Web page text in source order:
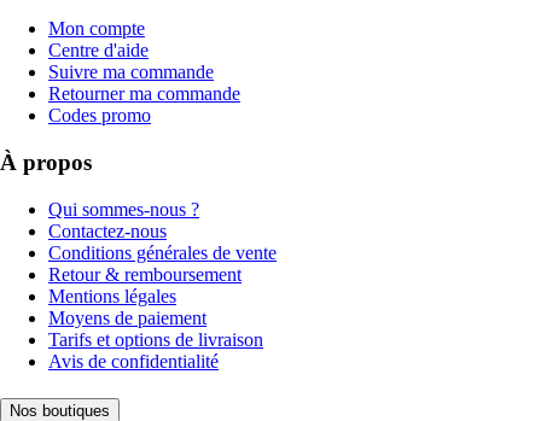
Mon compte
Centre d'aide
Suivre ma commande
Retourner ma commande
Codes promo
À propos
Qui sommes-nous ?
Contactez-nous
Conditions générales de vente
Retour & remboursement
Mentions légales
Moyens de paiement
Tarifs et options de livraison
Avis de confidentialité
Nos boutiques